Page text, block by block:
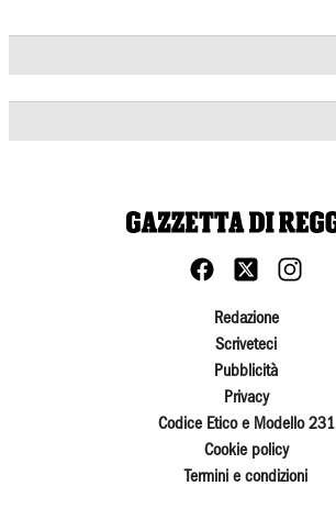
Redazione
Scriveteci
Pubblicità
Privacy
Codice Etico e Modello 231
Cookie policy
Termini e condizioni